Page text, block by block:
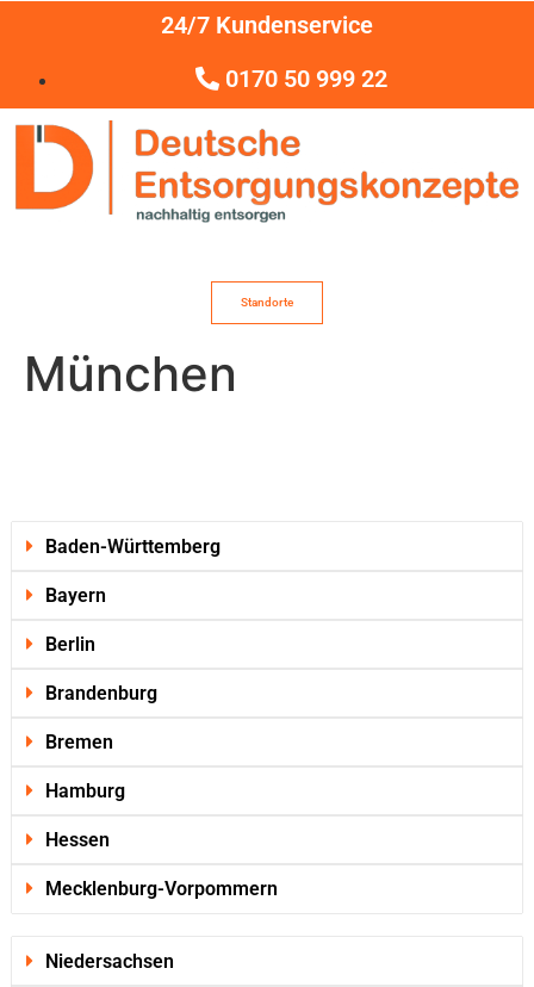
24/7 Kundenservice
0170 50 999 22
Standorte
München
Baden-Württemberg
Bayern
Berlin
Brandenburg
Bremen
Hamburg
Hessen
Mecklenburg-Vorpommern
Niedersachsen